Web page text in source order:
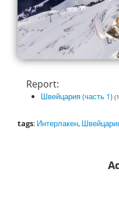
Report:
Швейцария (часть 1)
tags: Интерлакен,